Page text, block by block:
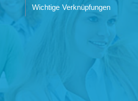
Wichtige Verknüpfungen